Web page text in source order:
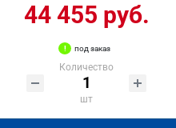
44 455 руб.
под заказ
Количество
шт